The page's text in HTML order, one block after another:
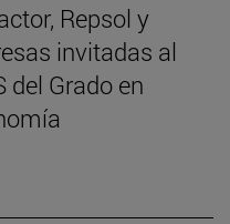
Repsol y
invitadas al
del Grado en